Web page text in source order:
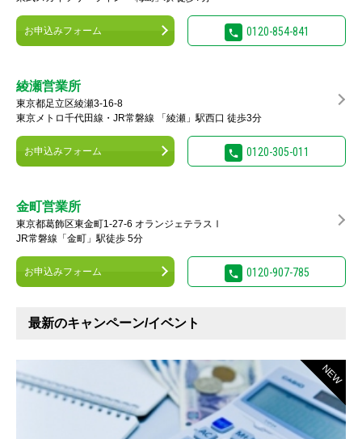
お申込みフォーム 0120-854-841
綾瀬営業所
東京都足立区綾瀬3-16-8
東京メトロ千代田線・JR常磐線 「綾瀬」駅西口 徒歩3分
お申込みフォーム 0120-305-011
金町営業所
東京都葛飾区東金町1-27-6 オランジェテラスⅠ
JR常磐線「金町」駅徒歩 5分
お申込みフォーム 0120-907-785
最新のキャンペーン/イベント
NEW